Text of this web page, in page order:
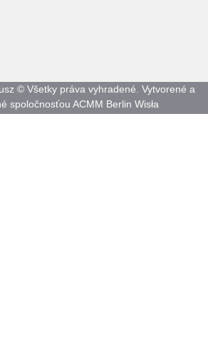
© Všetky práva vyhradené. Vytvorené a
spoločnosťou ACMM Berlin Wisła